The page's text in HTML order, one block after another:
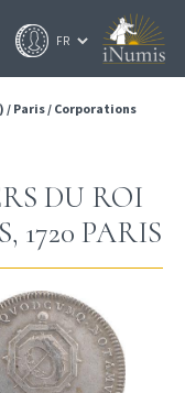
/ Paris/ Corporations
DU ROI
1720 PARIS